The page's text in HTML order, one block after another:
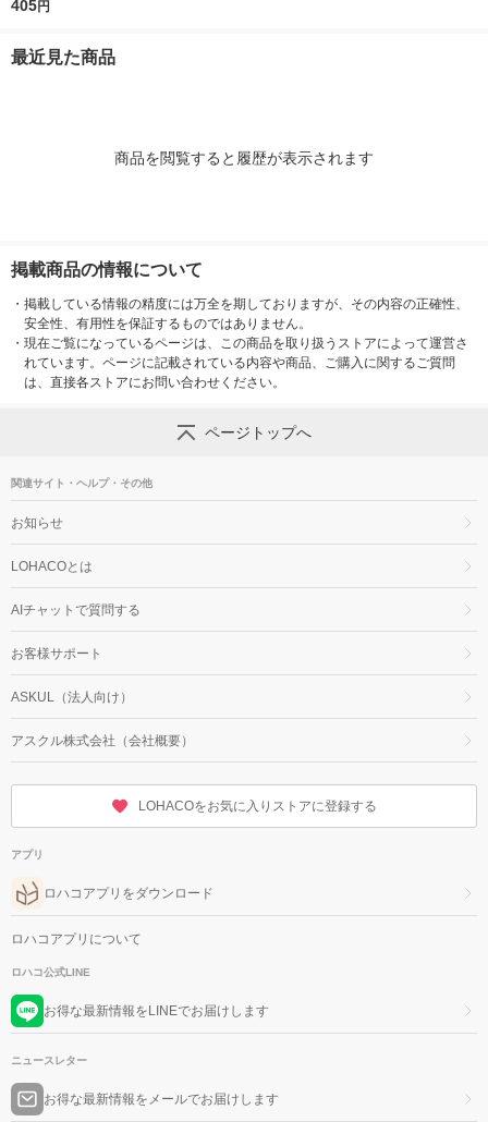
1個
405円
最近見た商品
商品を閲覧すると履歴が表示されます
掲載商品の情報について
・ 掲載している情報の精度には万全を期しておりますが、その内容の正確性、
安全性、有用性を保証するものではありません。
・ 現在ご覧になっているページは、この商品を取り扱うストアによって運営さ
れています。ページに記載されている内容や商品、ご購入に関するご質問
は、直接各ストアにお問い合わせください。
ページトップへ
関連サイト・ヘルプ・その他
お知らせ
LOHACOとは
AIチャットで質問する
お客様サポート
ASKUL（法人向け）
アスクル株式会社（会社概要）
LOHACOをお気に入りストアに登録する
アプリ
ロハコアプリをダウンロード
ロハコアプリについて
ロハコ公式LINE
お得な最新情報をLINEでお届けします
ニュースレター
お得な最新情報をメールでお届けします